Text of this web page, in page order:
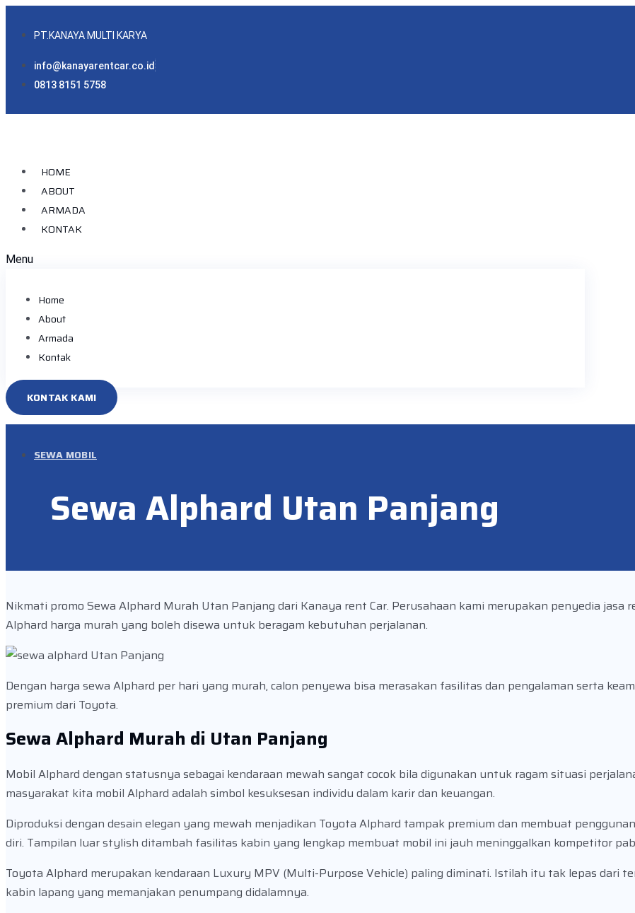
PT.KANAYA MULTI KARYA
info@kanayarentcar.co.id
0813 8151 5758
HOME
ABOUT
ARMADA
KONTAK
Menu
Home
About
Armada
Kontak
KONTAK KAMI
SEWA MOBIL
Sewa Alphard Utan Panjang
Nikmati promo Sewa Alphard Murah Utan Panjang dari Kanaya rent Car. Perusahaan kami merupakan penyedia jasa
Alphard harga murah yang boleh disewa untuk beragam kebutuhan perjalanan.
Dengan harga sewa Alphard per hari yang murah, calon penyewa bisa merasakan fasilitas dan pengalaman serta
premium dari Toyota.
Sewa Alphard Murah di Utan Panjang
Mobil Alphard dengan statusnya sebagai kendaraan mewah sangat cocok bila digunakan untuk ragam situasi
masyarakat kita mobil Alphard adalah simbol kesuksesan individu dalam karir dan keuangan.
Diproduksi dengan desain elegan yang mewah menjadikan Toyota Alphard tampak premium dan membuat
diri. Tampilan luar stylish ditambah fasilitas kabin yang lengkap membuat mobil ini jauh meninggalkan kompetitor
Toyota Alphard merupakan kendaraan Luxury MPV (Multi-Purpose Vehicle) paling diminati. Istilah itu tak lepas dari
kabin lapang yang memanjakan penumpang didalamnya.